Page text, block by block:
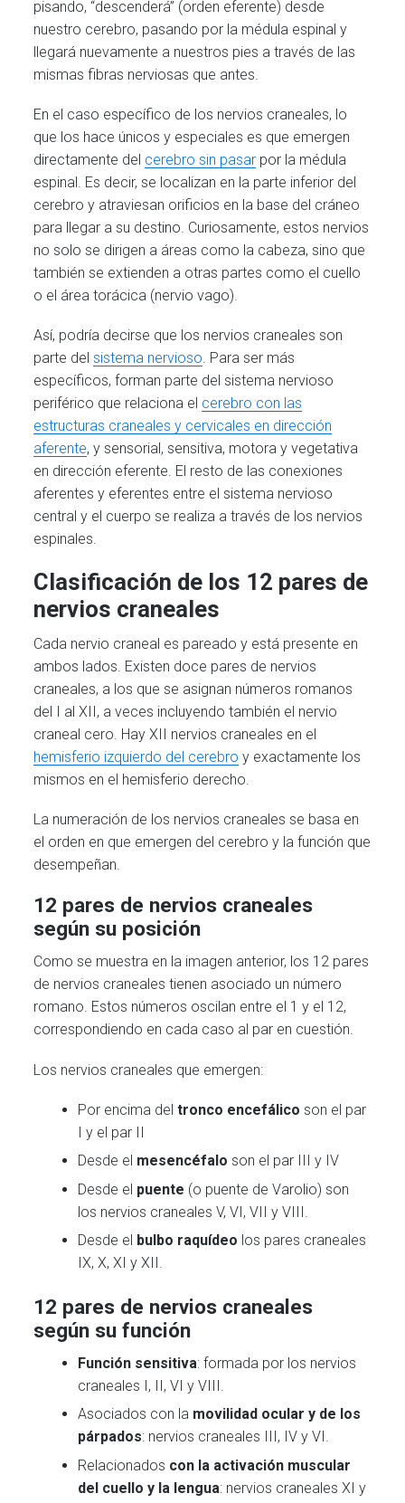
pisando, “descenderá” (orden eferente) desde
nuestro cerebro, pasando por la médula espinal y
llegará nuevamente a nuestros pies a través de las
mismas fibras nerviosas que antes.
En el caso específico de los nervios craneales, lo
que los hace únicos y especiales es que emergen
directamente del cerebro sin pasar por la médula
espinal. Es decir, se localizan en la parte inferior del
cerebro y atraviesan orificios en la base del cráneo
para llegar a su destino. Curiosamente, estos nervios
no solo se dirigen a áreas como la cabeza, sino que
también se extienden a otras partes como el cuello
o el área torácica (nervio vago).
Así, podría decirse que los nervios craneales son
parte delsistema nervioso. Para ser más
específicos, forman parte del sistema nervioso
periférico que relaciona el cerebro con las
estructuras craneales y cervicales en dirección
aferente, y sensorial, sensitiva, motora y vegetativa
en dirección eferente. El resto de las conexiones
aferentes y eferentes entre el sistema nervioso
central y el cuerpo se realiza a través de los nervios
espinales.
Clasificación de los 12 pares de
nervios craneales
Cada nervio craneal es pareado y está presente en
ambos lados. Existen doce pares de nervios
craneales, a los que se asignan números romanos
del I al XII, a veces incluyendo también el nervio
craneal cero. Hay XII nervios craneales en el
hemisferio izquierdo del cerebro y exactamente los
mismos en el hemisferio derecho.
La numeración de los nervios craneales se basa en
el orden en que emergen del cerebro y la función que
desempeñan.
12 pares de nervios craneales
según su posición
Como se muestra en la imagen anterior, los 12 pares
de nervios craneales tienen asociado un número
romano. Estos números oscilan entre el 1 y el 12,
correspondiendo en cada caso al par en cuestión.
Los nervios craneales que emergen:
Por encima deltronco encefálico son el par
I y el par II
Desde el mesencéfalo son el par III y IV
Desde el puente (o puente de Varolio) son
los nervios craneales V, VI, VII y VIII.
Desde el bulbo raquídeo los pares craneales
IX, X, XI y XII.
12 pares de nervios craneales
según su función
Función sensitiva: formada por los nervios
craneales I, II, VI y VIII.
Asociados con la movilidad ocular y de los
párpados: nervios craneales III, IV y VI.
Relacionados con la activación muscular
del cuello y la lengua: nervios craneales XI y